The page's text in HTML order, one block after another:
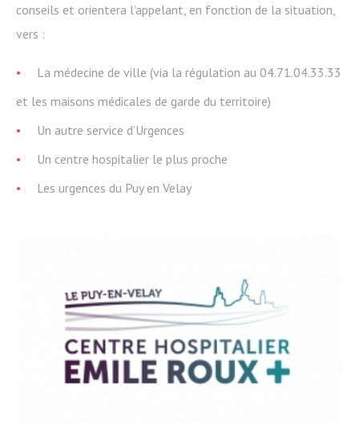
conseils et orientera l’appelant, en fonction de la situation,
vers :
La médecine de ville (via la régulation au 04.71.04.33.33
et les maisons médicales de garde du territoire)
Un autre service d’Urgences
Un centre hospitalier le plus proche
Les urgences du Puy en Velay